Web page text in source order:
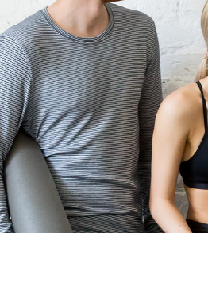
ANGEBOT
KRAFT & FITNESS
REHA-SPORT
FIRMENFITNESS
PERSONALTRAINING
INBODY
BECKENBODEN
KURSE